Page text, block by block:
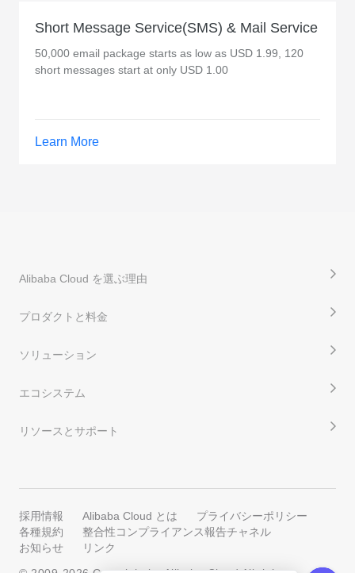
Short Message Service(SMS) & Mail Service
50,000 email package starts as low as USD 1.99, 120
short messages start at only USD 1.00
Learn More
Alibaba Cloud を選ぶ理由
プロダクトと料金
ソリューション
エコシステム
リソースとサポート
採用情報 Alibaba Cloud とは
プライバシーポリシー
各種規約
整合性コンプライアンス報告チャネル
お知らせ
リンク